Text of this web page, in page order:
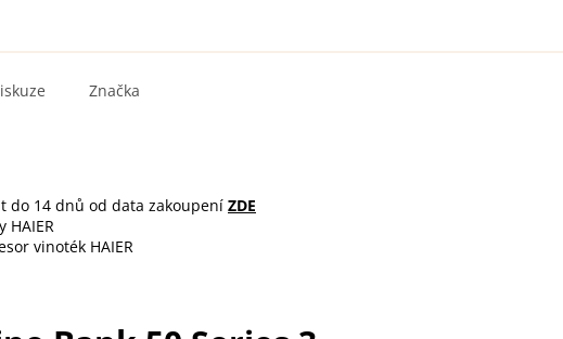
Značka
do 14 dnů od data zakoupení ZDE
HAIER
vinoték HAIER